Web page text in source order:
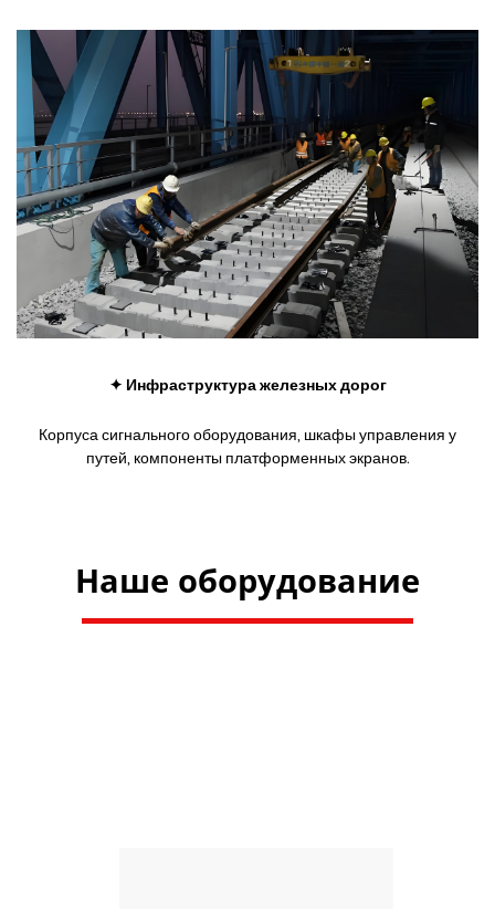
✦ Инфраструктура железных дорог
Корпуса сигнального оборудования, шкафы управления у
путей, компоненты платформенных экранов.
Наше оборудование